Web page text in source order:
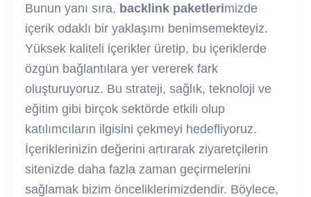
Bunun yanı sıra, backlink paketlerimizde
içerik odaklı bir yaklaşımı benimsemekteyiz.
Yüksek kaliteli içerikler üretip, bu içeriklerde
özgün bağlantılara yer vererek fark
oluşturuyoruz. Bu strateji, sağlık, teknoloji ve
eğitim gibi birçok sektörde etkili olup
katılımcıların ilgisini çekmeyi hedefliyoruz.
İçeriklerinizin değerini artırarak ziyaretçilerin
sitenizde daha fazla zaman geçirmelerini
sağlamak bizim önceliklerimizdendir. Böylece,